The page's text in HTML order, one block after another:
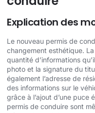
Explication des
Le nouveau permis de
changement esthétique.
quantité d’informations
photo et la signature du
également l’adresse de
des informations sur le
grâce à l’ajout d’une puce
permis de conduire sont